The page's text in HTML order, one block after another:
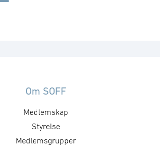
Om SOFF
Medlemskap
Styrelse
Medlemsgrupper